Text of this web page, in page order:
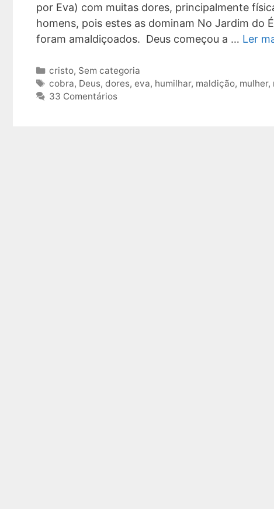
por Eva) com muitas dores, principalmente
homens, pois estes as dominam No Jardim do
foram amaldiçoados. Deus começou a … Ler
Categorias
cristo, Sem categoria
Tags
cobra, Deus,dores,eva, humilhar, maldição, mulher,
33 Comentários